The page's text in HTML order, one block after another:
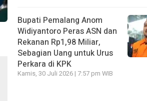
Bupati Pemalang Anom
Widiyantoro Peras ASN dan
Rekanan Rp1,98 Miliar,
Sebagian Uang untuk Urus
Perkara di KPK
Kamis, 30 Juli 2026 | 7:57 pm WIB